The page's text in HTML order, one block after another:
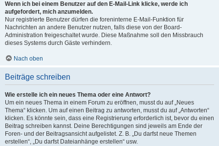
Wenn ich bei einem Benutzer auf den E-Mail-Link klicke, werde ich
aufgefordert, mich anzumelden.
Nur registrierte Benutzer dürfen die foreninterne E-Mail-Funktion für
Nachrichten an andere Benutzer nutzen, falls diese von der Board-
Administration freigeschaltet wurde. Diese Maßnahme soll den Missbrauch
dieses Systems durch Gäste verhindern.
Nach oben
Beiträge schreiben
Wie erstelle ich ein neues Thema oder eine Antwort?
Um ein neues Thema in einem Forum zu eröffnen, musst du auf „Neues
Thema“ klicken. Um auf einen Beitrag zu antworten, musst du auf „Antworten“
klicken. Es könnte sein, dass eine Registrierung erforderlich ist, bevor du einen
Beitrag schreiben kannst. Deine Berechtigungen sind jeweils am Ende der
Foren- und der Beitragsansicht aufgelistet. Z. B. „Du darfst neue Themen
erstellen“, „Du darfst Dateianhänge erstellen“ usw.